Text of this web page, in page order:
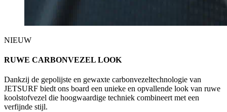
NIEUW
RUWE CARBONVEZEL LOOK
Dankzij de gepolijste en gewaxte carbonvezeltechnologie van
JETSURF biedt ons board een unieke en opvallende look van ruwe
koolstofvezel die hoogwaardige techniek combineert met een
verfijnde stijl.